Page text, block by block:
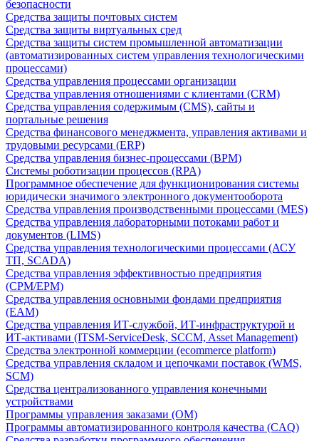
безопасности
Средства защиты почтовых систем
Средства защиты виртуальных сред
Средства защиты систем промышленной автоматизации
(автоматизированных систем управления технологическими
процессами)
Средства управления процессами организации
Средства управления отношениями с клиентами (CRM)
Средства управления содержимым (CMS), сайты и
портальные решения
Средства финансового менеджмента, управления активами и
трудовыми ресурсами (ERP)
Средства управления бизнес-процессами (BPM)
Системы роботизации процессов (RPA)
Программное обеспечение для функционирования системы
юридически значимого электронного документооборота
Средства управления производственными процессами (MES)
Средства управления лабораторными потоками работ и
документов (LIMS)
Средства управления технологическими процессами (АСУ
ТП, SCADA)
Средства управления эффективностью предприятия
(CPM/EPM)
Средства управления основными фондами предприятия
(EAM)
Средства управления ИТ-службой, ИТ-инфраструктурой и
ИТ-активами (ITSM-ServiceDesk, SCCM, Asset Management)
Средства электронной коммерции (ecommerce platform)
Средства управления складом и цепочками поставок (WMS,
SCM)
Средства централизованного управления конечными
устройствами
Программы управления заказами (OM)
Программы автоматизированного контроля качества (CAQ)